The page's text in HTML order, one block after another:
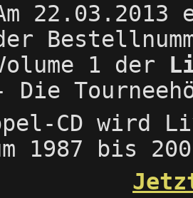
1 der
Die
CD wird
1987 bis